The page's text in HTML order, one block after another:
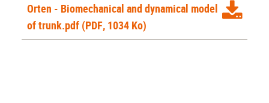
Orten - Biomechanical and dynamical model
of trunk.pdf (PDF, 1034 Ko)